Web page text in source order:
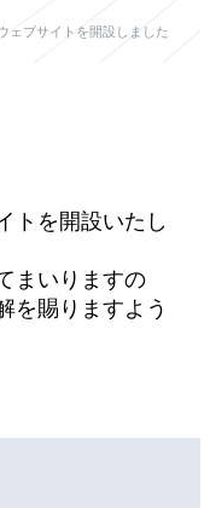
ェブサイトを開設しました
トを開設いたし
まいりますの
を賜りますよう